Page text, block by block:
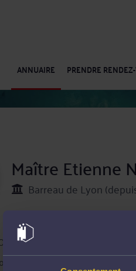
ANNUAIRE PRENDRE
Maître Etienne
Barreau de Lyon
est un avocat inscrit au
principaux sont le